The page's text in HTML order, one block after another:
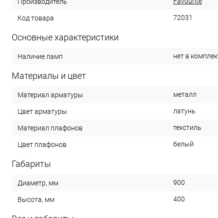
Код товара 72031
Основные характеристики
Наличие ламп нет в
Материалы и цвет
Материал арматуры металл
Цвет арматуры латунь
Материал плафонов текстиль
Цвет плафонов белый
Габариты
Диаметр, мм 900
Высота, мм 400